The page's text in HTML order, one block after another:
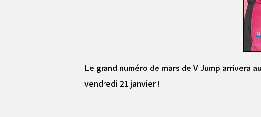
Le grand numéro de mars de V Jump arrivera
vendredi 21 janvier !